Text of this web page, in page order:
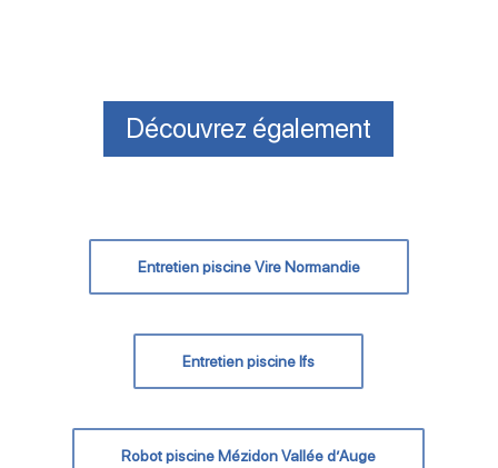
Découvrez également
Entretien piscine Vire Normandie
Entretien piscine Ifs
Robot piscine Mézidon Vallée d’Auge